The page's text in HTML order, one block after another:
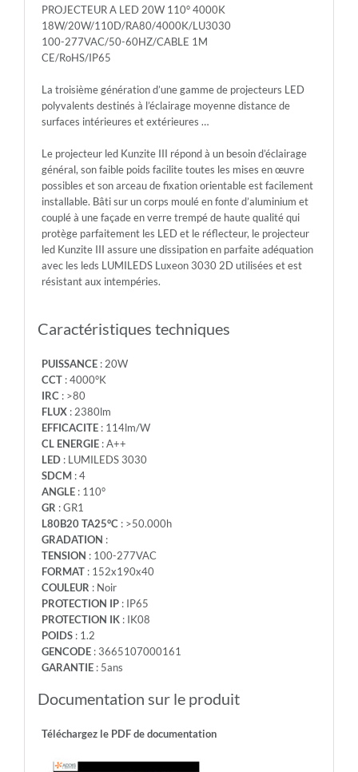
TENSION:
100-
277VAC
152x190x40
-
COULEUR:
-
PROTECTION
IP:
IP65
-
PROTECTION
IK:
IK08
-
-
PROJECTEUR A LED 20W 110° 4000K
18W/20W/110D/RA80/4000K/LU3030
100-277VAC/50-60HZ/CABLE 1M
CE/RoHS/IP65
La troisième génération d’une gamme de projecteurs LED
polyvalents destinés à l’éclairage moyenne distance de
surfaces intérieures et extérieures …
Le projecteur led Kunzite III répond à un besoin d’éclairage
général, son faible poids facilite toutes les mises en œuvre
possibles et son arceau de fixation orientable est facilement
installable. Bâti sur un corps moulé en fonte d’aluminium et
couplé à une façade en verre trempé de haute qualité qui
protège parfaitement les LED et le réflecteur, le projecteur
led Kunzite III assure une dissipation en parfaite adéquation
avec les leds LUMILEDS Luxeon 3030 2D utilisées et est
résistant aux intempéries.
Caractéristiques techniques
PUISSANCE: 20W
CCT: 4000°K
IRC : >80
FLUX: 2380lm
EFFICACITE: 114lm/W
CL ENERGIE: A++
LED: LUMILEDS 3030
SDCM: 4
ANGLE: 110°
GR : GR1
L80B20 TA25°C : >50.000h
GRADATION :
TENSION : 100-277VAC
FORMAT: 152x190x40
COULEUR : Noir
PROTECTION IP: IP65
PROTECTION IK: IK08
POIDS: 1.2
GENCODE: 3665107000161
GARANTIE: 5ans
Documentation sur le produit
Téléchargez le PDF de documentation